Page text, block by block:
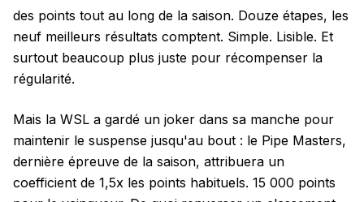
des points tout au long de la saison. Douze étapes, les
neuf meilleurs résultats comptent. Simple. Lisible. Et
surtout beaucoup plus juste pour récompenser la
régularité.
Mais la WSL a gardé un joker dans sa manche pour
maintenir le suspense jusqu'au bout : le Pipe Masters,
dernière épreuve de la saison, attribuera un
coefficient de 1,5x les points habituels. 15 000 points